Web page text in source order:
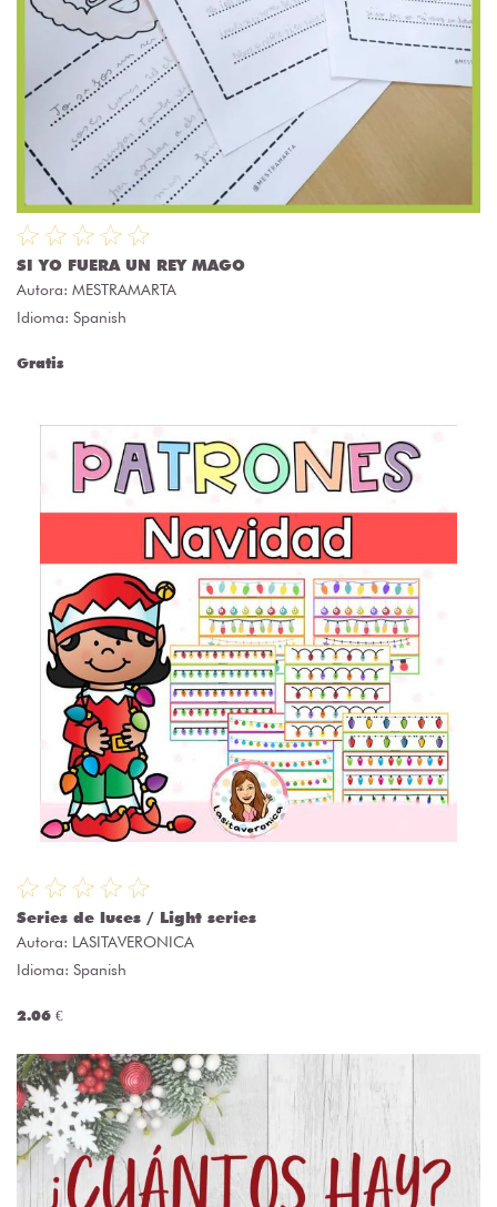
SI YO FUERA UN REY MAGO
Autora: MESTRAMARTA
Idioma: Spanish
Gratis
Series de luces / Light series
Autora: LASITAVERONICA
Idioma: Spanish
2.06 €